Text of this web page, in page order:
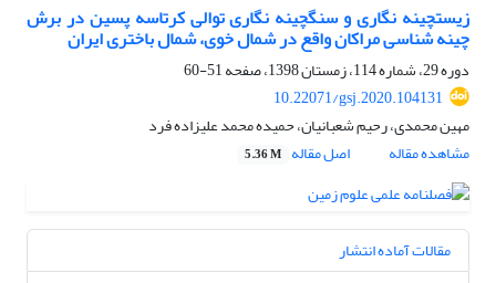
زیست‎چینه نگاری و سنگ‎چینه نگاری توالی کرتاسه پسین در برش
چینه شناسی مراکان واقع در شمال خوی، شمال باختری ایران
دوره 29، شماره 114، زمستان 1398، صفحه
51-60
10.22071/gsj.2020.104131
مهین محمدی، رحیم شعبانیان، حمیده محمد علیزاده‎ فرد
مشاهده مقاله
اصل مقاله 5.36 M
مقالات آماده انتشار